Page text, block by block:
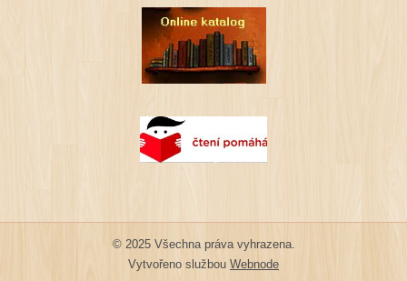
© 2025 Všechna práva vyhrazena.
Vytvořeno službou Webnode